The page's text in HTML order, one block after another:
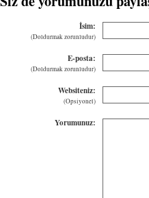
İsim:
(Doldurmak zorunludur)
E-posta:
(Doldurmak zorunludur)
Websiteniz:
(Opsiyonel)
Yorumunuz: